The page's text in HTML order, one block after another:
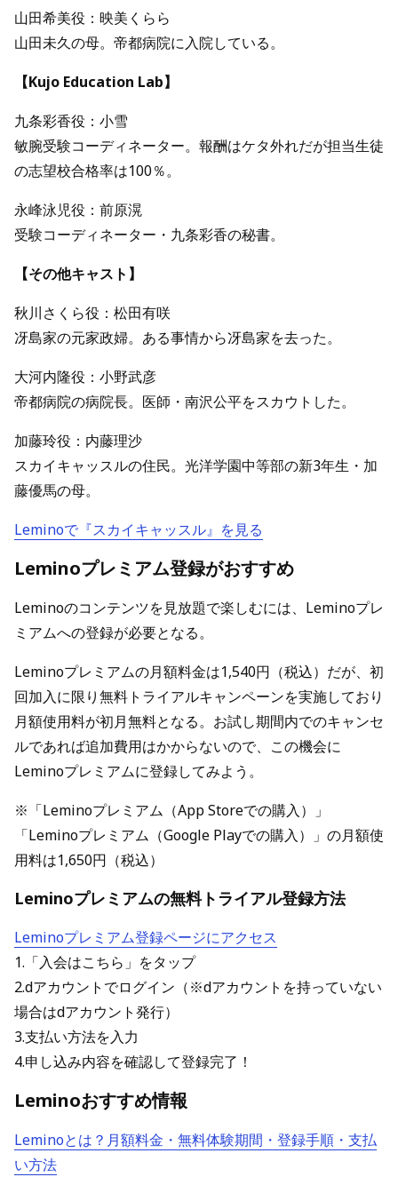
山田希美役：映美くらら
山田未久の母。帝都病院に入院している。
【Kujo Education Lab】
九条彩香役：小雪
敏腕受験コーディネーター。報酬はケタ外れだが担当生徒
の志望校合格率は100％。
永峰泳児役：前原滉
受験コーディネーター・九条彩香の秘書。
【その他キャスト】
秋川さくら役：松田有咲
冴島家の元家政婦。ある事情から冴島家を去った。
大河内隆役：小野武彦
帝都病院の病院長。医師・南沢公平をスカウトした。
加藤玲役：内藤理沙
スカイキャッスルの住民。光洋学園中等部の新3年生・加
藤優馬の母。
Leminoで『スカイキャッスル』を見る
Leminoプレミアム登録がおすすめ
Leminoのコンテンツを見放題で楽しむには、Leminoプレ
ミアムへの登録が必要となる。
Leminoプレミアムの月額料金は1,540円（税込）だが、初
回加入に限り無料トライアルキャンペーンを実施しており
月額使用料が初月無料となる。お試し期間内でのキャンセ
ルであれば追加費用はかからないので、この機会に
Leminoプレミアムに登録してみよう。
※「Leminoプレミアム（App Storeでの購入）」
「Leminoプレミアム（Google Playでの購入）」の月額使
用料は1,650円（税込）
Leminoプレミアムの無料トライアル登録方法
Leminoプレミアム登録ページにアクセス
1.「入会はこちら」をタップ
2.dアカウントでログイン（※dアカウントを持っていない
場合はdアカウント発行）
3.支払い方法を入力
4.申し込み内容を確認して登録完了！
Leminoおすすめ情報
Leminoとは？月額料金・無料体験期間・登録手順・支払
い方法